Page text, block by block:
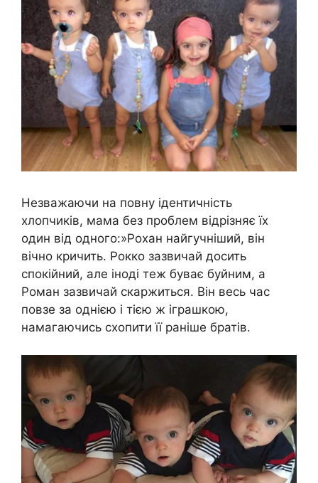
Незважаючи на повну ідентичність
хлопчиків, мама без проблем відрізняє їх
один від одного:»Рохан найгучніший, він
вічно кричить. Рокко зазвичай досить
спокійний, але іноді теж буває буйним, а
Роман зазвичай скаржиться. Він весь час
повзе за однією і тією ж іграшкою,
намагаючись схопити її раніше братів.